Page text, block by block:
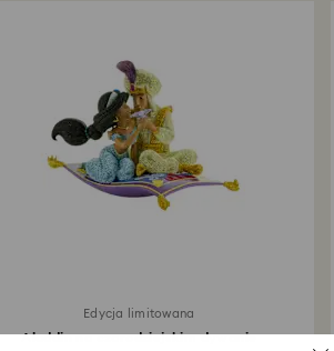
Edycja limitowana
Aladdin na czarodziejskim dywanie